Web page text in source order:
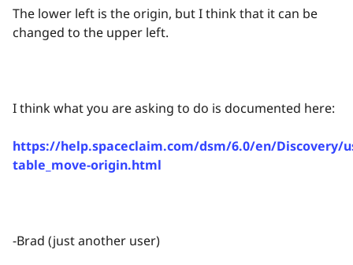
The lower left is the origin, but I think that it can be
changed to the upper left.
I think what you are asking to do is documented here:
https://help.spaceclaim.com/dsm/6.0/en/Discovery/
table_move-origin.html
-Brad (just another user)